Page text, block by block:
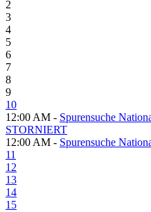
2
3
4
5
6
7
8
9
10
12:00 AM - Spurensuche
STORNIERT
12:00 AM - Spurensuche
11
12
13
14
15